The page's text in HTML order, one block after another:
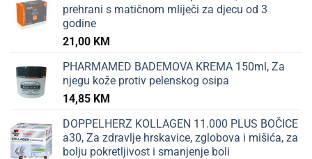
prehrani s matičnom mliječi za djecu od 3
godine
21,00 KM
PHARMAMED BADEMOVA KREMA 150ml, Za
njegu kože protiv pelenskog osipa
14,85 KM
DOPPELHERZ KOLLAGEN 11.000 PLUS BOČICE
a30, Za zdravlje hrskavice, zglobova i mišića, za
bolju pokretljivost i smanjenje boli